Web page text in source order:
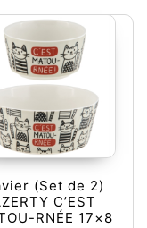
(Set de 2)
C’EST
RNÉE 17×8